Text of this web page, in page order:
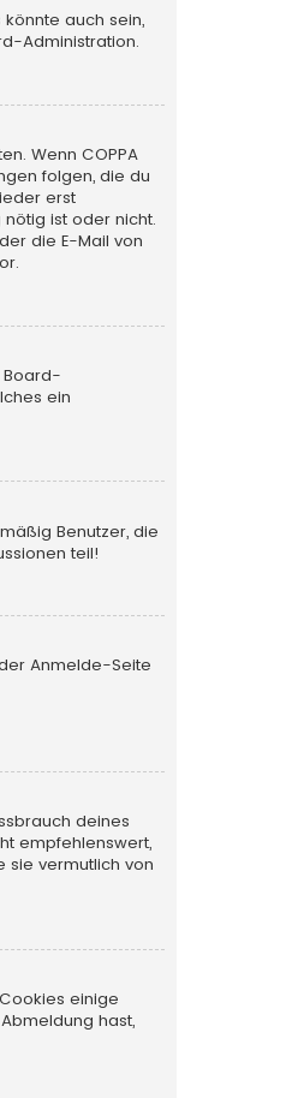
auch sein,
Administration.
Wenn COPPA
folgen, die du
erst
ist oder nicht.
die E-Mail von
Board-
ein
Benutzer, die
teil!
Anmelde-Seite
deines
empfehlenswert,
sie vermutlich von
einige
hast,